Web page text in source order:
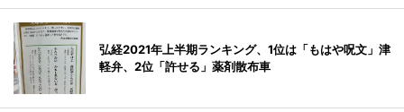
弘経2021年上半期ランキング、1位は「もはや呪文」津
軽弁、2位「許せる」薬剤散布車